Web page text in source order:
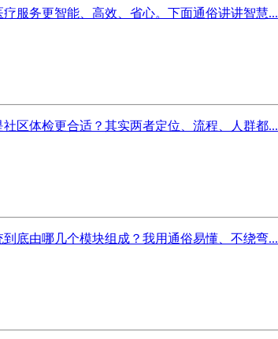
服务更智能、高效、省心。下面通俗讲讲智慧...
区体检更合适？其实两者定位、流程、人群都...
底由哪几个模块组成？我用通俗易懂、不绕弯...